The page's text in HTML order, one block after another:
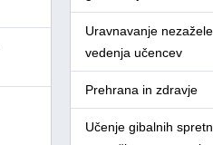
Uravnavanje
vedenja učencev
Prehrana in zdravje
Učenje gibalnih